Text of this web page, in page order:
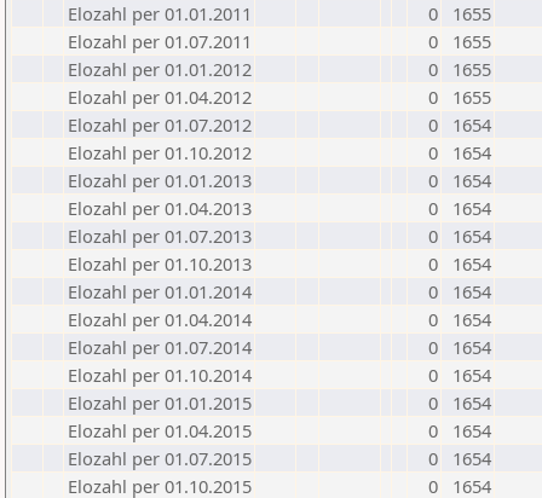
Elozahl per 01.01.2011
0
1655
Elozahl per 01.07.2011
0
1655
Elozahl per 01.01.2012
0
1655
Elozahl per 01.04.2012
0
1655
Elozahl per 01.07.2012
0
1654
Elozahl per 01.10.2012
0
1654
Elozahl per 01.01.2013
0
1654
Elozahl per 01.04.2013
0
1654
Elozahl per 01.07.2013
0
1654
Elozahl per 01.10.2013
0
1654
Elozahl per 01.01.2014
0
1654
Elozahl per 01.04.2014
0
1654
Elozahl per 01.07.2014
0
1654
Elozahl per 01.10.2014
0
1654
Elozahl per 01.01.2015
0
1654
Elozahl per 01.04.2015
0
1654
Elozahl per 01.07.2015
0
1654
Elozahl per 01.10.2015
0
1654